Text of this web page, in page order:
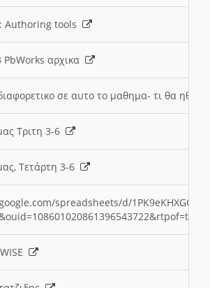
Authoring tools
PbWorks αρχικα
σε αυτο το μαθημα- τι θα
Τριτη 3-6
Τετάρτη 3-6
spreadsheets/d/